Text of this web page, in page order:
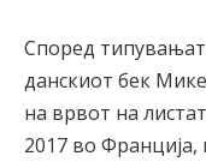
Според
данскиот бек
на врвот на
2017 во